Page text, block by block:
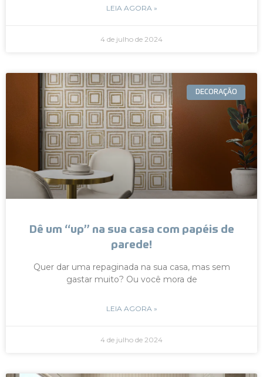
LEIA AGORA »
4 de julho de 2024
DECORAÇÃO
Dê um “up” na sua casa com papéis de
parede!
Quer dar uma repaginada na sua casa, mas sem
gastar muito? Ou você mora de
LEIA AGORA »
4 de julho de 2024